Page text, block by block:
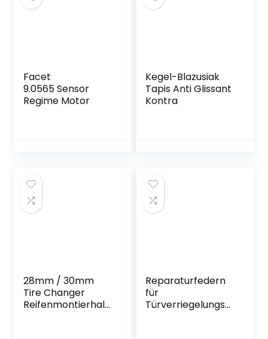
Facet
9.0565 Sensor
Regime Motor
Kegel-Blazusiak
Tapis Anti Glissant
Kontra
28mm / 30mm
Tire Changer
Reifenmontierhalt
Reparaturfedern
für
Türverriegelungsa